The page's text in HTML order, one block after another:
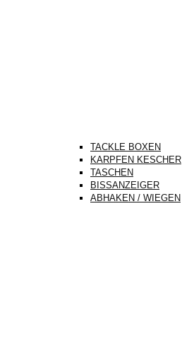
TACKLE BOXEN
KARPFEN KESCHER
TASCHEN
BISSANZEIGER
ABHAKEN / WIEGEN